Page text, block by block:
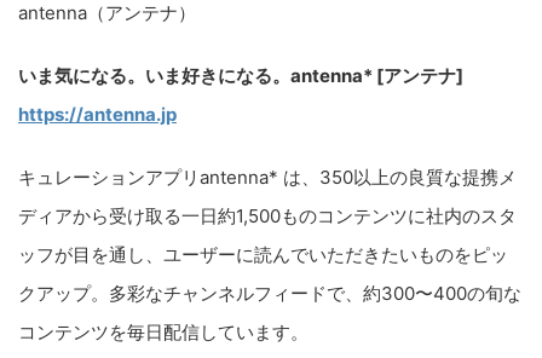
antenna（アンテナ）
いま気になる。いま好きになる。antenna* [アンテナ]
https://antenna.jp
キュレーションアプリantenna* は、350以上の良質な提携メ
ディアから受け取る一日約1,500ものコンテンツに社内のスタ
ッフが目を通し、ユーザーに読んでいただきたいものをピッ
クアップ。多彩なチャンネルフィードで、約300〜400の旬な
コンテンツを毎日配信しています。